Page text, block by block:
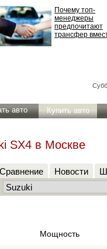
Почему топ-
менеджеры
предпочитают
трансфер
авто Купить авто
SX4 в Москве
Сравнение Новости
Мощность